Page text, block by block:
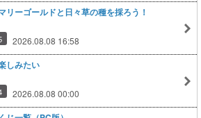
リーゴールドと日々草の種を採ろう！
2026.08.08 16:58
しみたい
2026.08.08 00:00